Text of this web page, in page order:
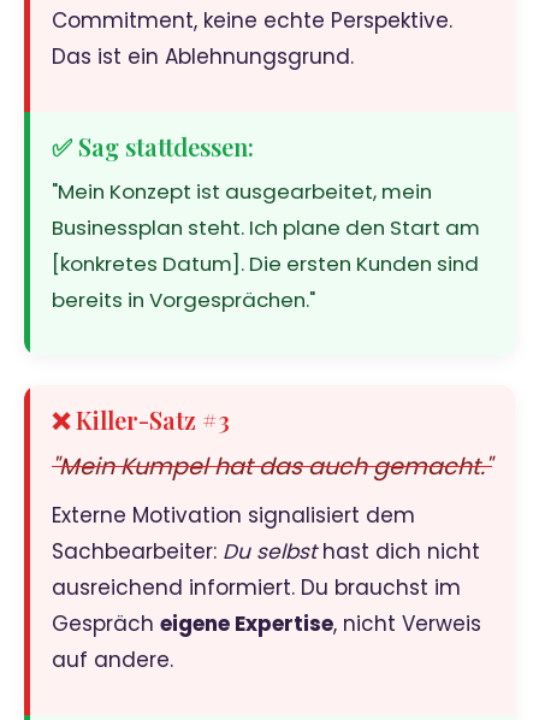
Commitment, keine echte Perspektive.
Das ist ein Ablehnungsgrund.
✅ Sag stattdessen:
"Mein Konzept ist ausgearbeitet, mein
Businessplan steht. Ich plane den Start am
[konkretes Datum]. Die ersten Kunden sind
bereits in Vorgesprächen."
❌ Killer-Satz #3
"Mein Kumpel hat das auch gemacht."
Externe Motivation signalisiert dem
Sachbearbeiter: Du selbsthast dich nicht
ausreichend informiert. Du brauchst im
Gespräch eigene Expertise, nicht Verweis
auf andere.